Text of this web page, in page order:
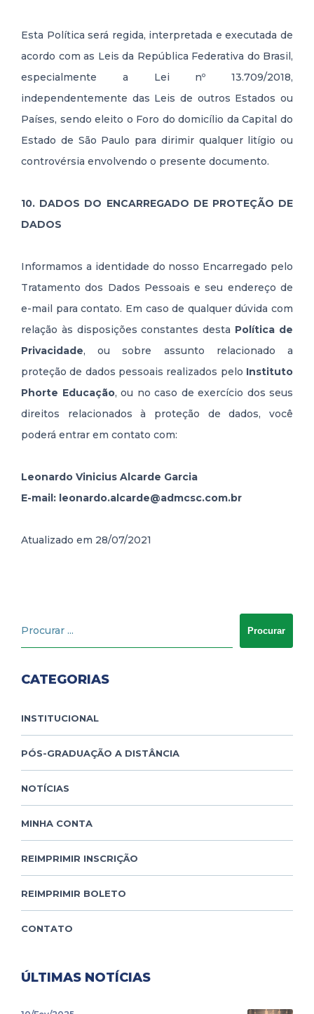
Esta Política será regida, interpretada e executada de
acordo com as Leis da República Federativa do Brasil,
especialmente a Lei nº 13.709/2018,
independentemente das Leis de outros Estados ou
Países, sendo eleito o Foro do domicílio da Capital do
Estado de São Paulo para dirimir qualquer litígio ou
controvérsia envolvendo o presente documento.
10. DADOS DO ENCARREGADO DE PROTEÇÃO DE
DADOS
Informamos a identidade do nosso Encarregado pelo
Tratamento dos Dados Pessoais e seu endereço de
e-mail para contato. Em caso de qualquer dúvida com
relação às disposições constantes desta Política de
Privacidade, ou sobre assunto relacionado a
proteção de dados pessoais realizados pelo Instituto
Phorte Educação, ou no caso de exercício dos seus
direitos relacionados à proteção de dados, você
poderá entrar em contato com:
Leonardo Vinicius Alcarde Garcia
E-mail: leonardo.alcarde@admcsc.com.br
Atualizado em 28/07/2021
CATEGORIAS
INSTITUCIONAL
PÓS-GRADUAÇÃO A DISTÂNCIA
NOTÍCIAS
MINHA CONTA
REIMPRIMIR INSCRIÇÃO
REIMPRIMIR BOLETO
CONTATO
ÚLTIMAS NOTÍCIAS